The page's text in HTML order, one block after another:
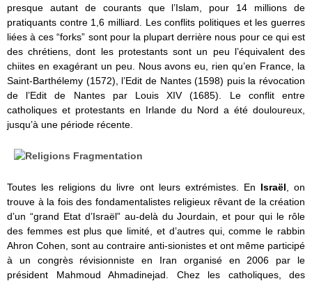
presque autant de courants que l’Islam, pour 14 millions de
pratiquants contre 1,6 milliard. Les conflits politiques et les guerres
liées à ces “forks” sont pour la plupart derrière nous pour ce qui est
des chrétiens, dont les protestants sont un peu l’équivalent des
chiites en exagérant un peu. Nous avons eu, rien qu’en France, la
Saint-Barthélemy (1572), l’Edit de Nantes (1598) puis la révocation
de l’Edit de Nantes par Louis XIV (1685). Le conflit entre
catholiques et protestants en Irlande du Nord a été douloureux,
jusqu’à une période récente.
Toutes les religions du livre ont leurs extrémistes. En Israël , on
trouve à la fois des fondamentalistes religieux rêvant de la création
d’un “grand Etat d’Israël” au-delà du Jourdain, et pour qui le rôle
des femmes est plus que limité, et d’autres qui, comme le rabbin
Ahron Cohen, sont au contraire anti-sionistes et ont même participé
à un congrès révisionniste en Iran organisé en 2006 par le
président Mahmoud Ahmadinejad. Chez les catholiques, des